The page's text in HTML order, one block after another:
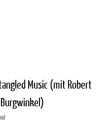
Music (mit Robert
Burgwinkel)